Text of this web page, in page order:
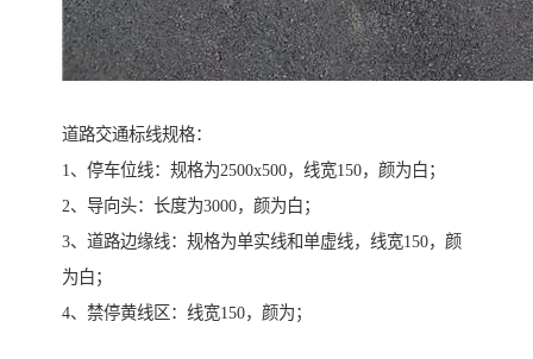
道路交通标线规格：
1、停车位线：规格为2500x500，线宽150，颜为白；
2、导向头：长度为3000，颜为白；
3、道路边缘线：规格为单实线和单虚线，线宽150，颜
为白；
4、禁停黄线区：线宽150，颜为；